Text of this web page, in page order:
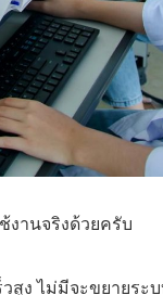
งานจริงด้วยครับ
สูง ไม่มีจะขยายระ